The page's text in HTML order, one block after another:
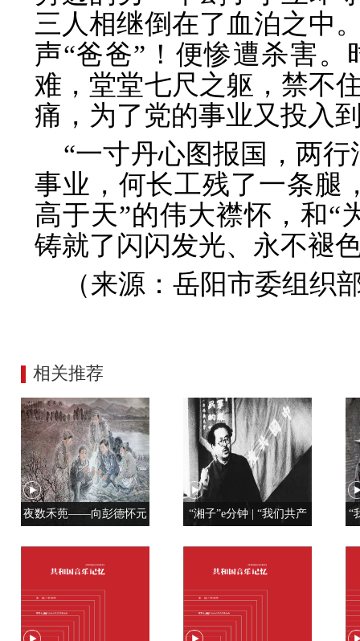
三人相继倒在了血泊之中
声“爸爸”！便惨遭杀害
难，堂堂七尺之躯，禁不
痛，为了党的事业又投入
“一寸丹心图报国，两
事业，何长工残了一条腿
高于天”的伟大襟怀，和“
铸就了闪闪发光、永不褪
（来源：岳阳市委组织
相关推荐
夜数禾蔸——向彭德怀元
“湘子”e分钟 | “我们共产
“